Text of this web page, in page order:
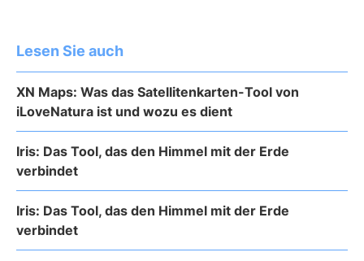
Lesen Sie auch
XN Maps: Was das Satellitenkarten-Tool von
iLoveNatura ist und wozu es dient
Iris: Das Tool, das den Himmel mit der Erde
verbindet
Iris: Das Tool, das den Himmel mit der Erde
verbindet